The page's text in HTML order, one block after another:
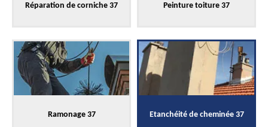
Réparation de corniche 37 Peinture toiture 37
Ramonage 37 Etanchéité de cheminée 37